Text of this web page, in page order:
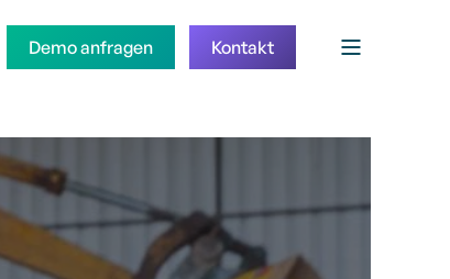
Demo anfragen Kontakt